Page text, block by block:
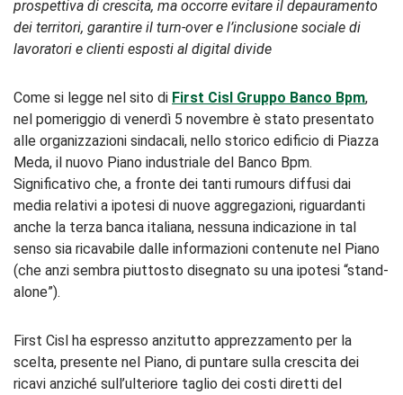
prospettiva di crescita, ma occorre evitare il depauramento
dei territori, garantire il turn-over e l’inclusione sociale di
lavoratori e clienti esposti al digital divide
Come si legge nel sito di First Cisl Gruppo Banco Bpm,
nel pomeriggio di venerdì 5 novembre è stato presentato
alle organizzazioni sindacali, nello storico edificio di Piazza
Meda, il nuovo Piano industriale del Banco Bpm.
Significativo che, a fronte dei tanti rumours diffusi dai
media relativi a ipotesi di nuove aggregazioni, riguardanti
anche la terza banca italiana, nessuna indicazione in tal
senso sia ricavabile dalle informazioni contenute nel Piano
(che anzi sembra piuttosto disegnato su una ipotesi “stand-
alone”).
First Cisl ha espresso anzitutto apprezzamento per la
scelta, presente nel Piano, di puntare sulla crescita dei
ricavi anziché sull’ulteriore taglio dei costi diretti del